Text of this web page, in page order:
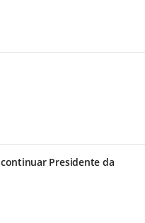
Presidente da